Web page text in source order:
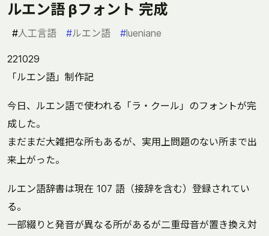
ルエン語 βフォント 完成
#人工言語 #ルエン語 #lueniane
221029
「ルエン語」制作記
今日、ルエン語で使われる「ラ・クール」のフォントが完
成した。
まだまだ大雑把な所もあるが、実用上問題のない所まで出
来上がった。
ルエン語辞書は現在 107 語（接辞を含む）登録されてい
る。
一部綴りと発音が異なる所があるが二重母音が置き換え対